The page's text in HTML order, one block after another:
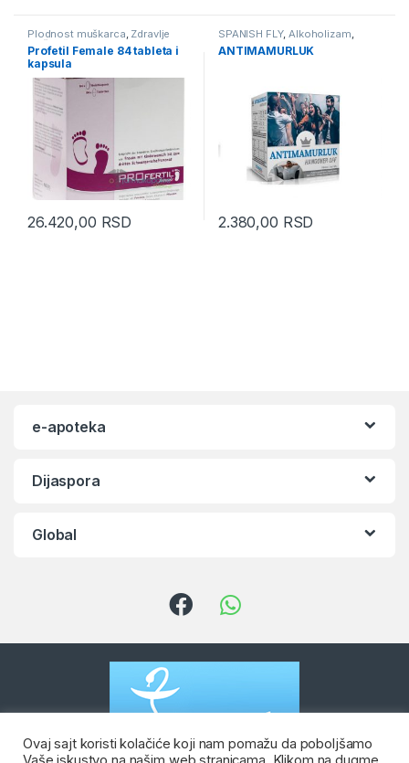
Plodnost muškarca, Zdravlje
Muškarca
Profetil Female 84 tableta i
kapsula
26.420,00 RSD
SPANISH FLY,Alkoholizam,
Bolesti zavisnosti,Vitamini i
Minerali,Zdravlje Muškarca
ANTIMAMURLUK
2.380,00 RSD
e-apoteka
Dijaspora
Global
Ovaj sajt koristi kolačiće koji nam pomažu da poboljšamo